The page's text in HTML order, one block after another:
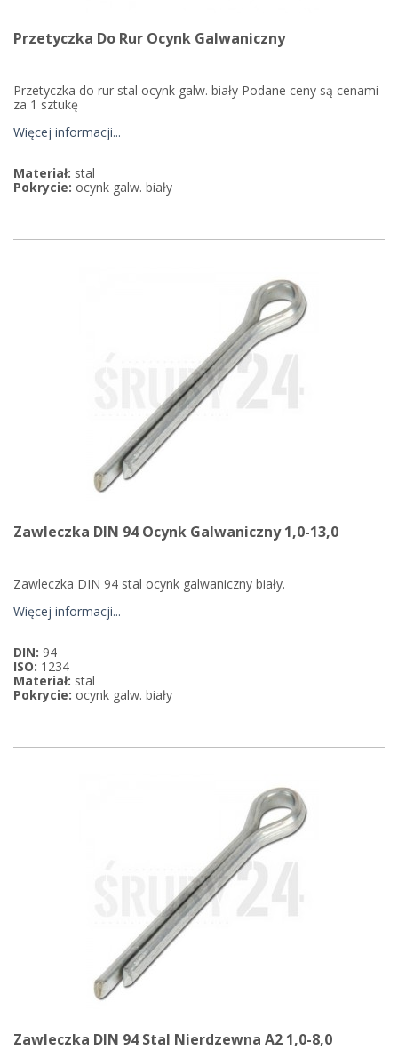
Przetyczka Do Rur Ocynk Galwaniczny
Przetyczka do rur stal ocynk galw. biały Podane ceny są cenami
za 1 sztukę
Więcej informacji...
Materiał: stal
Pokrycie: ocynk galw. biały
Zawleczka DIN 94 Ocynk Galwaniczny 1,0-13,0
Zawleczka DIN 94 stal ocynk galwaniczny biały.
Więcej informacji...
DIN: 94
ISO: 1234
Materiał: stal
Pokrycie: ocynk galw. biały
Zawleczka DIN 94 Stal Nierdzewna A2 1,0-8,0